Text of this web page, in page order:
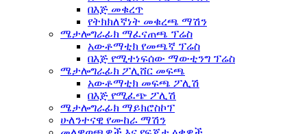
በእጅ መቁረጥ
የትክክለኛነት መቁረጫ ማሽን
ሜታሎግራፊክ ማፈናጠጫ ፕሬስ
አውቶማቲክ የመጫኛ ፕሬስ
በእጅ የሚተነፍሰው ማውቲንግ ፕሬስ
ሜታሎግራፊክ ፖሊሸር መፍጫ
አውቶማቲክ መፍጫ ፖሊሽ
በእጅ የሚፈጭ ፖሊሽ
ሜታሎግራፊክ ማይክሮስኮፕ
ሁለንተናዊ የሙከራ ማሽን